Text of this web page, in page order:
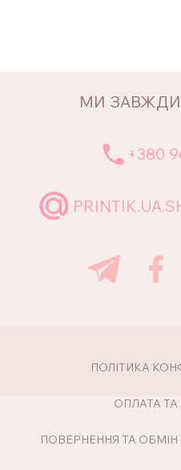
МИ
+380
ПОЛІТИКА
ОПЛАТА
ПОВЕРНЕННЯ ТА